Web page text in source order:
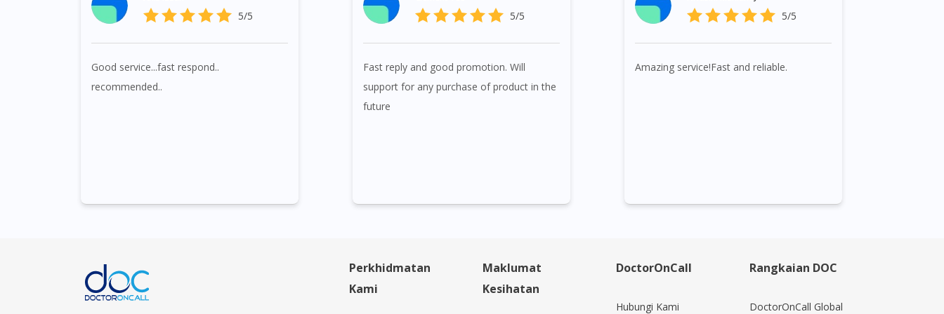
5/5
Good service...fast respond..
recommended..
5/5
Fast reply and good promotion. Will
support for any purchase of product in the
future
5/5
Amazing service!Fast and reliable.
Perkhidmatan
Kami
Maklumat
Kesihatan
DoctorOnCall
Hubungi Kami
Rangkaian DOC
DoctorOnCall Global